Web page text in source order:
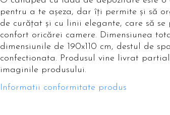
pentru a te așeza, dar îți permite și să
de curățat și cu linii elegante, care să
confort oricărei camere. Dimensiunea
dimensiunile de 190x110 cm, destul de
confectionata. Produsul vine livrat
imaginile produsului.
Informatii conformitate produs